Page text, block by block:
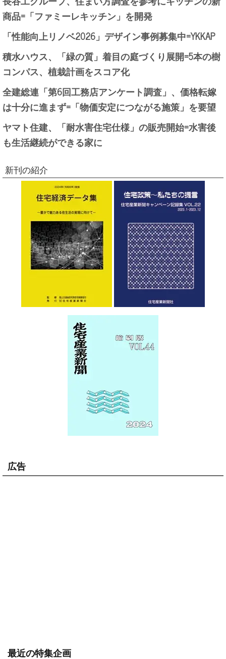
商品=「ファミーレキッチン」を開発
「性能向上リノベ2026」デザイン事例募集中=YKKAP
積水ハウス、「緑の質」着目の庭づくり展開=5本の樹
コンパス、植栽計画をスコア化
全建総連「第6回工務店アンケート調査」、価格転嫁
は十分に進まず=「物価安定につながる施策」を要望
ヤマト住建、「耐水害住宅仕様」の販売開始=水害後
も生活継続ができる家に
新刊の紹介
広告
最近の特集企画